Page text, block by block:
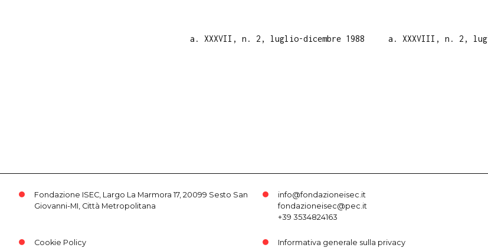
a. XXXVII, n. 2, luglio-dicembre 1988 a. XXXVIII, n. 2,
Fondazione ISEC, Largo La Marmora 17, 20099 Sesto San
Giovanni-MI, Città Metropolitana
info@fondazioneisec.it
fondazioneisec@pec.it
+39 3534824163
Cookie Policy Informativa generale sulla privacy